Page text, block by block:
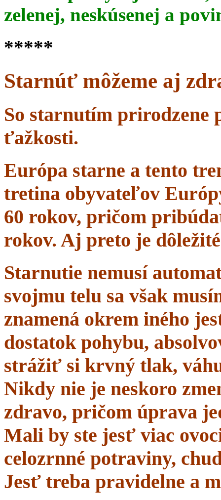
zelenej, neskúsenej a
*****
Starnúť môžeme aj
So starnutím prirodzene
ťažkosti.
Európa starne a tento
tretina obyvateľov
60 rokov, pričom
rokov. Aj preto je
Starnutie nemusí
svojmu telu sa však
znamená okrem iného
dostatok pohybu,
strážiť si krvný tlak,
Nikdy nie je neskoro
zdravo, pričom úprava
Mali by ste jesť viac
celozrnné potraviny,
Jesť treba pravidelne a